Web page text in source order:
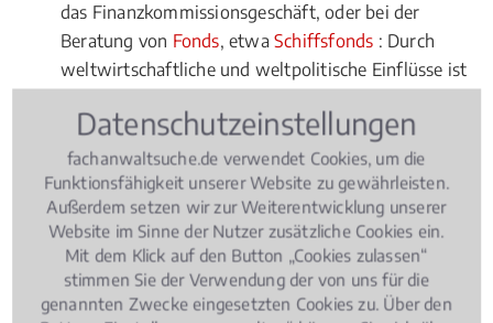
das Finanzkommissionsgeschäft, oder bei der
Beratung von Fonds, etwaSchiffsfonds : Durch
weltwirtschaftliche und weltpolitische Einflüsse ist
Rechtsgebilde geworden, dass Sie selbst bei
vermeintlich einfachen Fragen unbedingt den Rat
eines Fachmanns hinzuziehen sollten. Hierbei stellt
sich die Frage, ob und wann tatsächlich ein lokaler
Experte beauftragt werden sollte.
Vorteile für Fachanwälte vor Ort
Datenschutzeinstellungen
fachanwaltsuche.de verwendet Cookies, um die
Funktionsfähigkeit unserer Website zu gewährleisten.
Außerdem setzen wir zur Weiterentwicklung unserer
Website im Sinne der Nutzer zusätzliche Cookies ein.
Mit dem Klick auf den Button „Cookies zulassen“
stimmen Sie der Verwendung der von uns für die
genannten Zwecke eingesetzten Cookies zu. Über den